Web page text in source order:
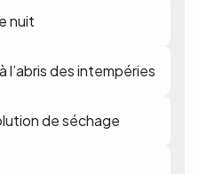
nuit
l’abris des intempéries
de séchage